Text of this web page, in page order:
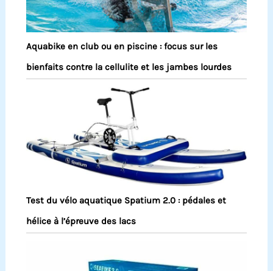
Aquabike en club ou en piscine : focus sur les
bienfaits contre la cellulite et les jambes lourdes
Test du vélo aquatique Spatium 2.0 : pédales et
hélice à l’épreuve des lacs